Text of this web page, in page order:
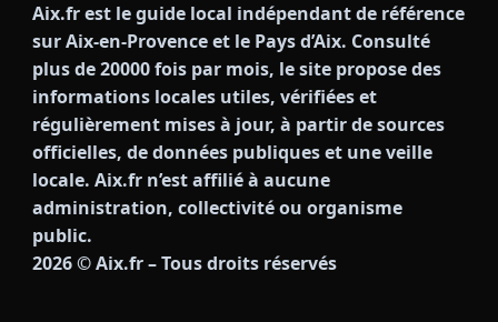
Aix.fr est le guide local indépendant de référence
sur Aix-en-Provence et le Pays d’Aix. Consulté
plus de 20000 fois par mois, le site propose des
informations locales utiles, vérifiées et
régulièrement mises à jour, à partir de sources
officielles, de données publiques et une veille
locale. Aix.fr n’est affilié à aucune
administration, collectivité ou organisme
public.
2026© Aix.fr – Tous droits réservés